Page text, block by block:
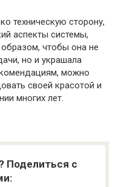
техническую сторону,
аспекты системы,
чтобы она не
но и украшала
можно
своей красотой и
многих лет.
Поделиться с